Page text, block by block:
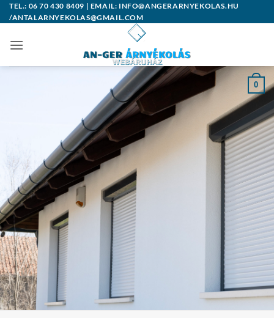
Skip
to
TEL.: 06 70 430 8409 | EMAIL: INFO@ANGERARNYEKOLAS.HU
/ANTALARNYEKOLAS@GMAIL.COM
0